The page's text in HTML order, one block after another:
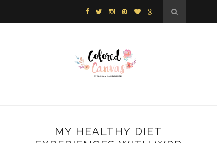
MY HEALTHY DIET